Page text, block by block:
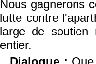
Nous gagnerons
lutte contre
large de soutien
entier.
Dialogue :